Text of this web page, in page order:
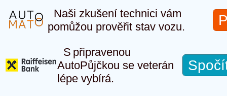
Naši zkušení technici vám
pomůžou prověřit stav vozu.
S připravenou
AutoPůjčkou se veterán
lépe vybírá.